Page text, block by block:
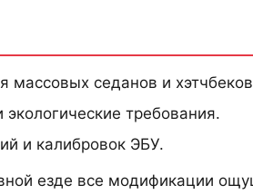
массовых седанов и
требования.
и калибровок ЭБУ.
езде все модификации